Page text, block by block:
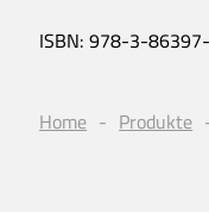
ISBN:978-3-
Home Produkte